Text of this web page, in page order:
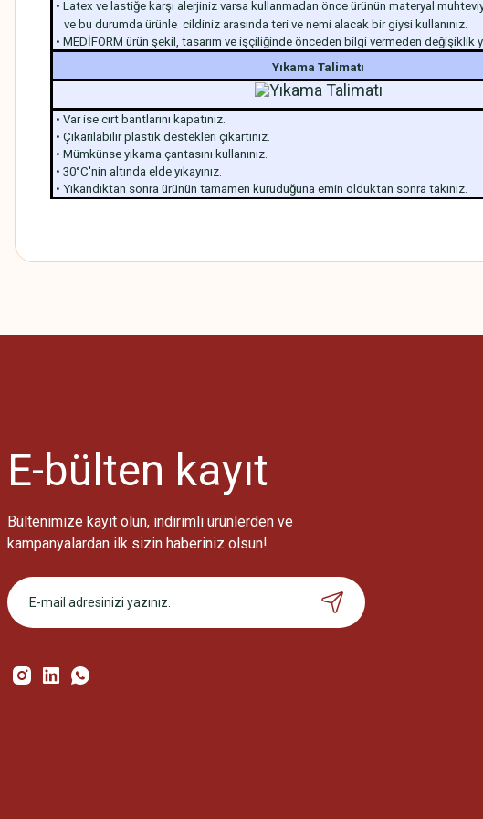
• Latex ve lastiğe karşı alerjiniz varsa kullanmadan önce ürünün materyal
ve bu durumda ürünle cildiniz arasında teri ve nemi alacak bir giysi kullanınız.
• MEDİFORM ürün şekil, tasarım ve işçiliğinde önceden bilgi vermeden değişiklik
Yıkama Talimatı
• Var ise cırt bantlarını kapatınız.
• Çıkarılabilir plastik destekleri çıkartınız.
• Mümkünse yıkama çantasını kullanınız.
• 30°C'nin altında elde yıkayınız.
• Yıkandıktan sonra ürünün tamamen kuruduğuna emin olduktan sonra takınız.
Bu ürüne benzer farklı alternatifler olmalı.
E-bülten kayıt
Bültenimize kayıt olun, indirimli ürünlerden ve
kampanyalardan ilk sizin haberiniz olsun!